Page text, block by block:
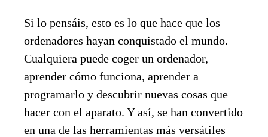
Si lo pensáis, esto es lo que hace que los
ordenadores hayan conquistado el mundo.
Cualquiera puede coger un ordenador,
aprender cómo funciona, aprender a
programarlo y descubrir nuevas cosas que
hacer con el aparato. Y así, se han convertido
en una de las herramientas más versátiles